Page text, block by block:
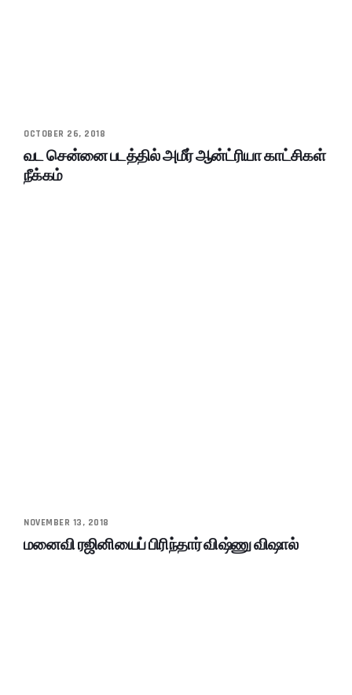
OCTOBER 26, 2018
வட சென்னை படத்தில் அமீர் ஆன்ட்ரியா காட்சிகள்
நீக்கம்
NOVEMBER 13, 2018
மனைவி ரஜினியைப் பிரிந்தார் விஷ்ணு விஷால்